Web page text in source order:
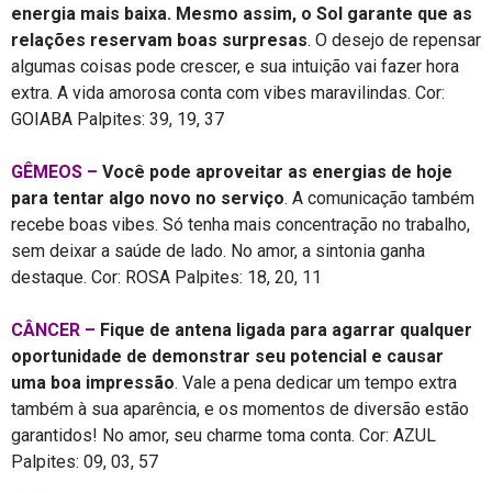
energia mais baixa. Mesmo assim, o Sol garante que as
relações reservam boas surpresas. O desejo de repensar
algumas coisas pode crescer, e sua intuição vai fazer hora
extra. A vida amorosa conta com vibes maravilindas. Cor:
GOIABA Palpites: 39, 19, 37
GÊMEOS – Você pode aproveitar as energias de hoje
para tentar algo novo no serviço. A comunicação também
recebe boas vibes. Só tenha mais concentração no trabalho,
sem deixar a saúde de lado. No amor, a sintonia ganha
destaque. Cor: ROSA Palpites: 18, 20, 11
CÂNCER – Fique de antena ligada para agarrar qualquer
oportunidade de demonstrar seu potencial e causar
uma boa impressão. Vale a pena dedicar um tempo extra
também à sua aparência, e os momentos de diversão estão
garantidos! No amor, seu charme toma conta. Cor: AZUL
Palpites: 09, 03, 57